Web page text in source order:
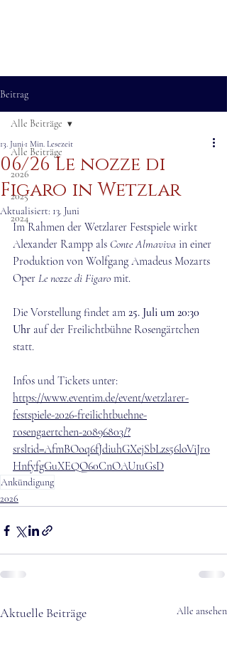
Beitrag
Alle Beiträge
2026
2025
2024
Alle Beiträge
06/26 Le nozze di
Figaro in Wetzlar
13. Juni 1 Min. Lesezeit
Aktualisiert: 13. Juni
Im Rahmen der Wetzlarer Festspiele wirkt
Alexander Rampp als Conte Almaviva in einer
Produktion von Wolfgang Amadeus Mozarts
Oper Le nozze di Figaro mit.
Die Vorstellung findet am 25. Juli um 20:30
Uhr auf der Freilichtbühne Rosengärtchen
statt.
Infos und Tickets unter:
https://www.eventim.de/event/wetzlarer-
festspiele-2026-freilichtbuehne-
rosengaertchen-20896803/?
srsltid=AfmBOoq6fJdiuhGXejSbLzs56loViJr0
HnfyfgGuXEQO60CnOAU1uGsD
Ankündigung
2026
Aktuelle Beiträge Alle ansehen